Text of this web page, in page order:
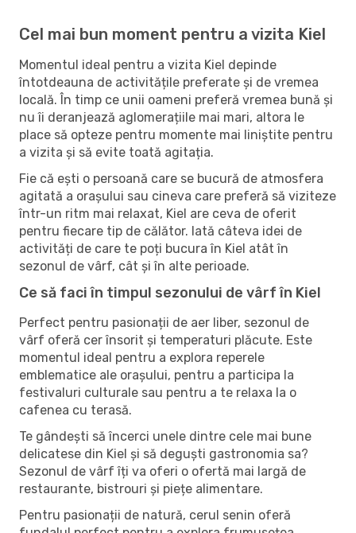
Cel mai bun moment pentru a vizita Kiel
Momentul ideal pentru a vizita Kiel depinde
întotdeauna de activitățile preferate și de vremea
locală. În timp ce unii oameni preferă vremea bună și
nu îi deranjează aglomerațiile mai mari, altora le
place să opteze pentru momente mai liniștite pentru
a vizita și să evite toată agitația.
Fie că ești o persoană care se bucură de atmosfera
agitată a orașului sau cineva care preferă să viziteze
într-un ritm mai relaxat, Kiel are ceva de oferit
pentru fiecare tip de călător. Iată câteva idei de
activități de care te poți bucura în Kiel atât în ​​
sezonul de vârf, cât și în alte perioade.
Ce să faci în timpul sezonului de vârf în Kiel
Perfect pentru pasionații de aer liber, sezonul de
vârf oferă cer însorit și temperaturi plăcute. Este
momentul ideal pentru a explora reperele
emblematice ale orașului, pentru a participa la
festivaluri culturale sau pentru a te relaxa la o
cafenea cu terasă.
Te gândești să încerci unele dintre cele mai bune
delicatese din Kiel și să deguști gastronomia sa?
Sezonul de vârf îți va oferi o ofertă mai largă de
restaurante, bistrouri și piețe alimentare.
Pentru pasionații de natură, cerul senin oferă